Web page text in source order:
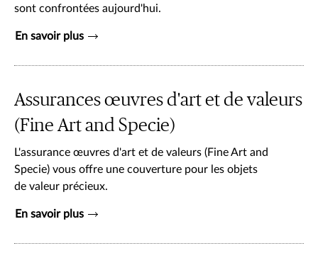
sont confrontées aujourd'hui.
En savoir plus
Assurances œuvres d'art et de valeurs
(Fine Art and Specie)
L'assurance œuvres d'art et de valeurs (Fine Art and
Specie) vous offre une couverture pour les objets
de valeur précieux.
En savoir plus